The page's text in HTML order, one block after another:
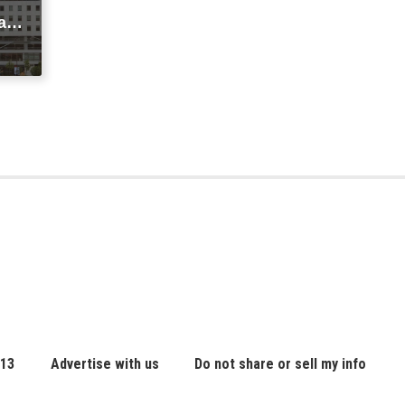
Advertise with us Do not share or sell my info